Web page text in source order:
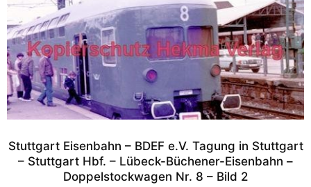
Stuttgart Eisenbahn – BDEF e.V. Tagung in Stuttgart
– Stuttgart Hbf. – Lübeck-Büchener-Eisenbahn –
Doppelstockwagen Nr. 8 – Bild 2